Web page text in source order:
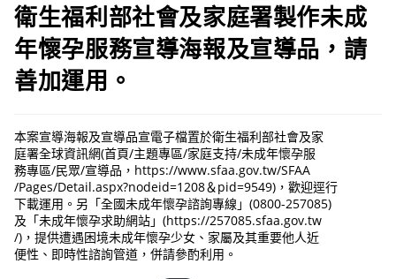
衛生福利部社會及家庭署製作未成
年懷孕服務宣導海報及宣導品，請
善加運用。
本案宣導海報及宣導品宣電子檔置於衛生福利部社會及家
庭署全球資訊網(首頁/主題專區/家庭支持/未成年懷孕服
務專區/民眾/宣導品，https://www.sfaa.gov.tw/SFAA
/Pages/Detail.aspx?nodeid=1208＆pid=9549)，歡迎逕行
下載運用。另「全國未成年懷孕諮詢專線」(0800-257085)
及「未成年懷孕求助網站」(https://257085.sfaa.gov.tw
/)，提供遭遇困境未成年懷孕少女、家屬及其重要他人近
便性、即時性諮詢管道，併請參酌利用。